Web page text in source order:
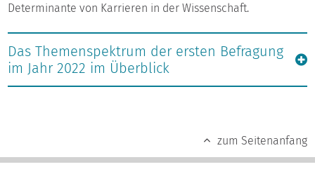
Determinante von Karrieren in der Wissenschaft.
Das Themenspektrum der ersten Befragung
im Jahr 2022 im Überblick
zum Seitenanfang